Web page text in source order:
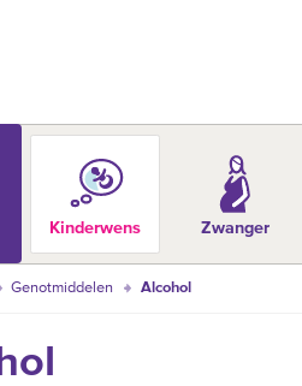
Kinderwens
Zwanger
Genotmiddelen Alcohol